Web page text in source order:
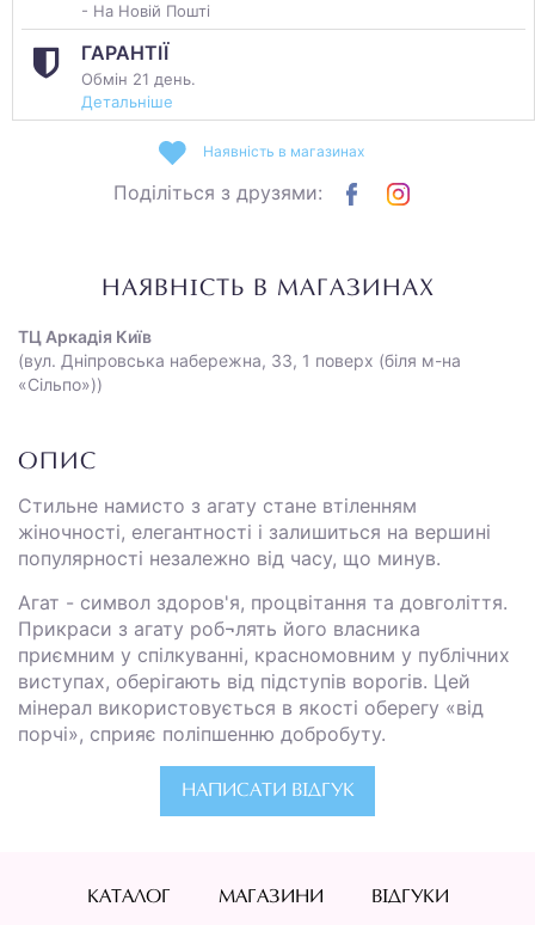
- На Новій Пошті
ГАРАНТІЇ
Обмін 21 день.
Детальніше
Наявність в магазинах
Поділіться з друзями:
НАЯВНІСТЬ В МАГАЗИНАХ
ТЦ Аркадія Київ
(вул. Дніпровська набережна, 33, 1 поверх (біля м-на
«Сільпо»))
ОПИС
Стильне намисто з агату стане втіленням
жіночності, елегантності і залишиться на вершині
популярності незалежно від часу, що минув.
Агат - символ здоров'я, процвітання та довголіття.
Прикраси з агату роб¬лять його власника
приємним у спілкуванні, красномовним у публічних
виступах, оберігають від підступів ворогів. Цей
мінерал використовується в якості оберегу «від
порчі», сприяє поліпшенню добробуту.
НАПИСАТИ ВІДГУК
КАТАЛОГ МАГАЗИНИ ВІДГУКИ